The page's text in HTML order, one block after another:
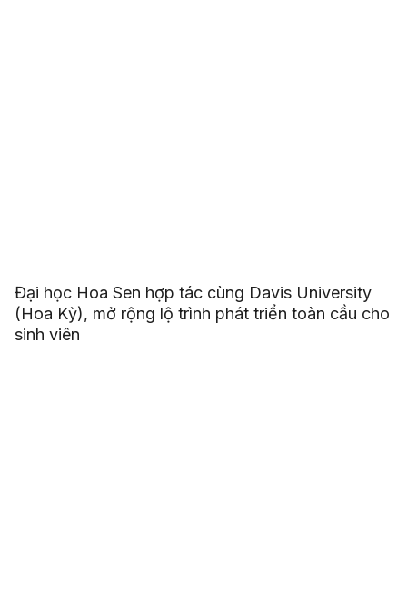
Đại học Hoa Sen hợp tác cùng Davis University
(Hoa Kỳ), mở rộng lộ trình phát triển toàn cầu cho
sinh viên